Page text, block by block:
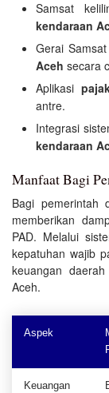
Samsat
kendaraan
Gerai
Aceh secara
Aplikasi
antre.
Integrasi
kendaraan
Manfaat Bagi
Bagi pemerintah
memberikan
PAD. Melalui
kepatuhan wajib
keuangan
Aceh.
Aspek
Keuangan